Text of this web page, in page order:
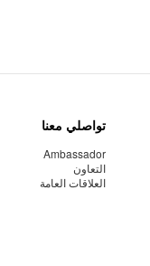
تواصلي معنا
Ambassador
التعاون
العلاقات العامة